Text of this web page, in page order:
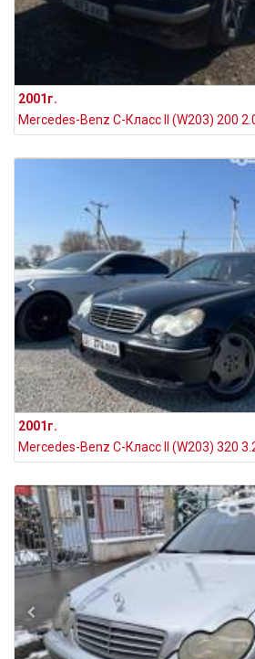
2001г.
Mercedes-Benz C-Класс II (W203) 200
2001г.
Mercedes-Benz C-Класс II (W203) 320